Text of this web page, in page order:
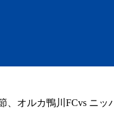
、オルカ鴨川FCvs ニ